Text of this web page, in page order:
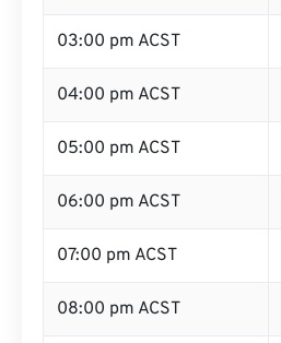
03:00 pm ACST
04:00 pm ACST
05:00 pm ACST
06:00 pm ACST
07:00 pm ACST
08:00 pm ACST